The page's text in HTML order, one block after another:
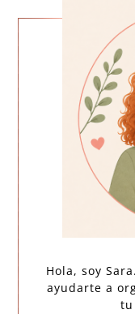
Hola, soy
ayudarte a
tu